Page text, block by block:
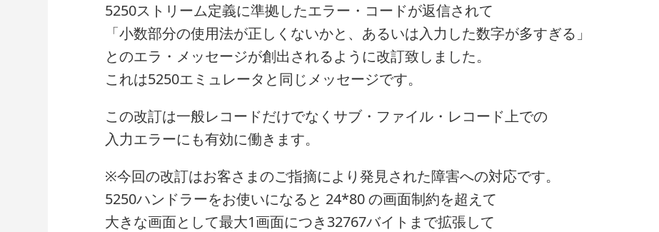
5250ストリーム定義に準拠したエラー・コードが返信されて
「小数部分の使用法が正しくないかと、あるいは入力した数字が多すぎる」
とのエラ・メッセージが創出されるように改訂致しました。
これは5250エミュレータと同じメッセージです。
この改訂は一般レコードだけでなくサブ・ファイル・レコード上での
入力エラーにも有効に働きます。
※今回の改訂はお客さまのご指摘により発見された障害への対応です。
5250ハンドラーをお使いになると 24*80 の画面制約を超えて
大きな画面として最大1画面につき32767バイトまで拡張して